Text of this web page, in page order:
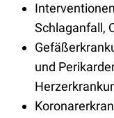
Schlaganfall,
und